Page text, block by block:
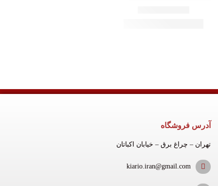
آدرس فروشگاه
تهران – چراغ برق – خیابان اکباتان
kiario.iran@gmail.com